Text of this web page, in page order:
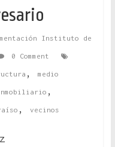
Instituto de
0 Comment
, medio
,
, vecinos